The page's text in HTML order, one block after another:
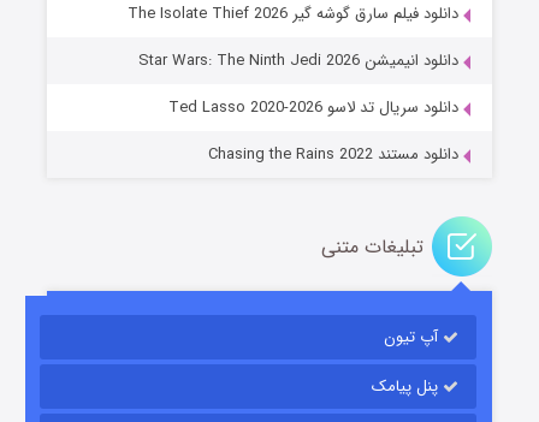
جادوگری در مغولستان
قسمت ۱۴ (زیرنویس) منتشر شد
دانلود فیلم سارق گوشه گیر The Isolate Thief 2026
دانلود انیمیشن Star Wars: The Ninth Jedi 2026
دانلود سریال تد لاسو Ted Lasso 2020-2026
دانلود مستند Chasing the Rains 2022
تبلیغات متنی
آپ تیون
پنل پیامک